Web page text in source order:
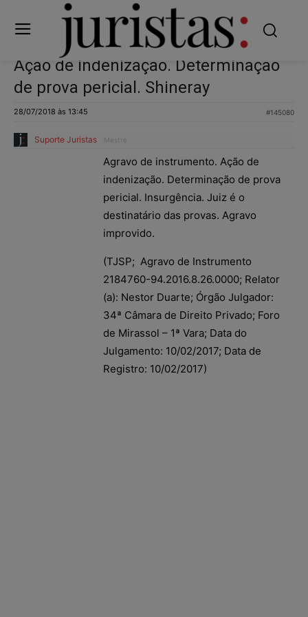
Ação de indenização. Determinação
de prova pericial. Shineray
28/07/2018 às 13:45 #145080
Suporte Juristas Mestre
Agravo de instrumento. Ação de
indenização. Determinação de prova
pericial. Insurgência. Juiz é o
destinatário das provas. Agravo
improvido.
(TJSP; Agravo de Instrumento
2184760-94.2016.8.26.0000; Relator
(a): Nestor Duarte; Órgão Julgador:
34ª Câmara de Direito Privado; Foro
de Mirassol – 1ª Vara; Data do
Julgamento: 10/02/2017; Data de
Registro: 10/02/2017)